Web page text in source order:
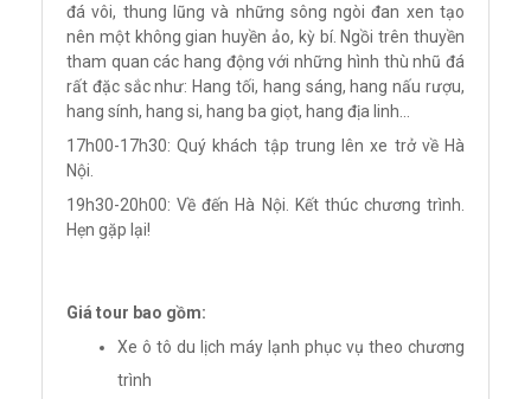
đá vôi, thung lũng và những sông ngòi đan xen tạo
nên một không gian huyền ảo, kỳ bí. Ngồi trên thuyền
tham quan các hang động với những hình thù nhũ đá
rất đặc sắc như: Hang tối, hang sáng, hang nấu rượu,
hang sính, hang si, hang ba giọt, hang địa linh…
17h00-17h30: Quý khách tập trung lên xe trở về Hà
Nội.
19h30-20h00: Về đến Hà Nội. Kết thúc chương trình.
Hẹn gặp lại!
Giá tour bao gồm:
Xe ô tô du lịch máy lạnh phục vụ theo chương
trình